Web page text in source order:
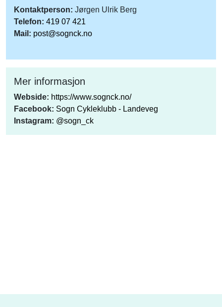
Kontaktperson: Jørgen Ulrik Berg
Telefon: 419 07 421
Mail: post@sognck.no
Mer informasjon
Webside: https://www.sognck.no/
Facebook: Sogn Cykleklubb - Landeveg
Instagram: @sogn_ck